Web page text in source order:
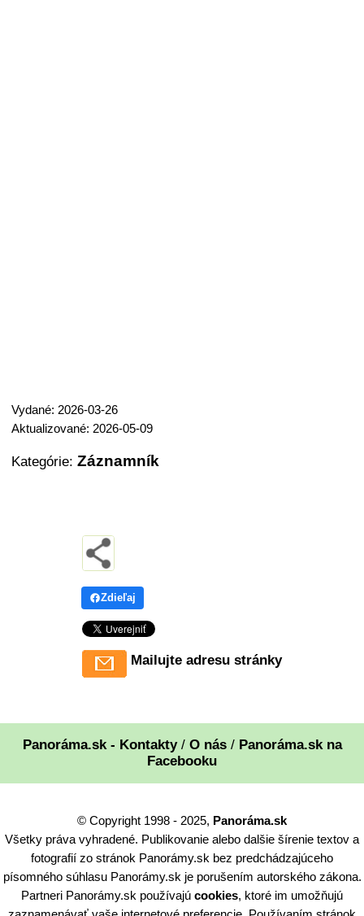
Vydané: 2026-03-26
Aktualizované: 2026-05-09
Kategórie: Záznamník
Zdieľaj
Mailujte adresu stránky
Panoráma.sk - Kontakty/ O nás/ Panoráma.sk na
Facebooku
© Copyright 1998 - 2025, Panoráma.sk
Všetky práva vyhradené. Publikovanie alebo dalšie šírenie textov a
fotografií zo stránok Panorámy.sk bez predchádzajúceho
písomného súhlasu Panorámy.sk je porušením autorského zákona.
Partneri Panorámy.sk používajú cookies, ktoré im umožňujú